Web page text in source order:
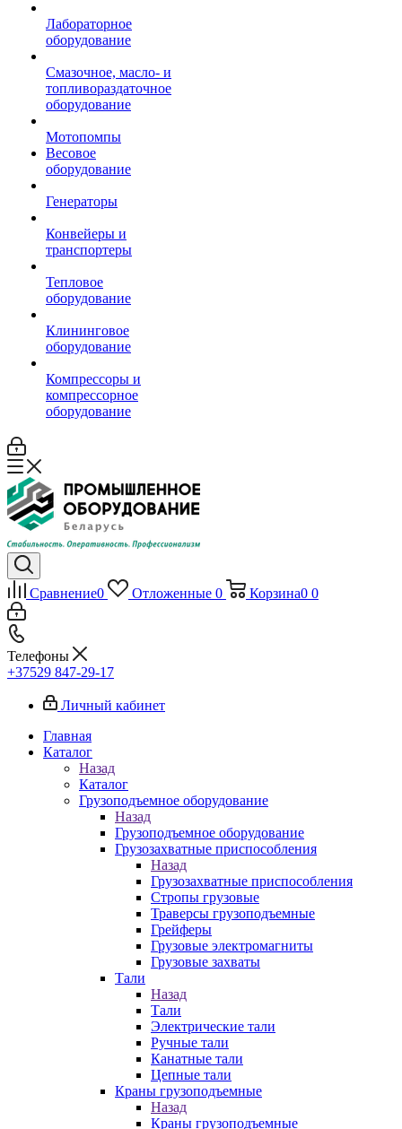
Лабораторное
оборудование
Смазочное, масло- и
топливораздаточное
оборудование
Мотопомпы
Весовое
оборудование
Генераторы
Конвейеры и
транспортеры
Тепловое
оборудование
Клининговое
оборудование
Компрессоры и
компрессорное
оборудование
Сравнение0 Отложенные 0 Корзина0 0
Телефоны
+37529 847-29-17‬
Личный кабинет
Главная
Каталог
Назад
Каталог
Грузоподъемное оборудование
Назад
Грузоподъемное оборудование
Грузозахватные приспособления
Назад
Грузозахватные приспособления
Стропы грузовые
Траверсы грузоподъемные
Грейферы
Грузовые электромагниты
Грузовые захваты
Тали
Назад
Тали
Электрические тали
Ручные тали
Канатные тали
Цепные тали
Краны грузоподъемные
Назад
Краны грузоподъемные